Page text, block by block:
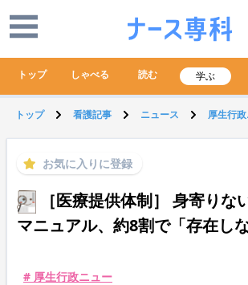
トップ しゃべる 読む 学ぶ
トップ 看護記事 ニュース 厚生行
お気に入りに登録
［医療提供体制］ 身寄りな
マニュアル、約8割で「存在しな
# 厚生行政ニュー